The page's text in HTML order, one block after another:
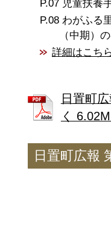
児童扶養
わがふる
（中期）
詳細はこち
日置町
く
日置町広報